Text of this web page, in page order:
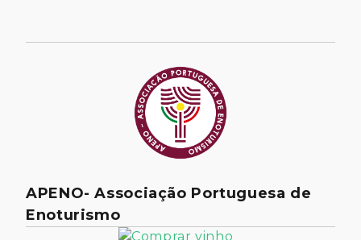
APENO- Associação Portuguesa de
Enoturismo